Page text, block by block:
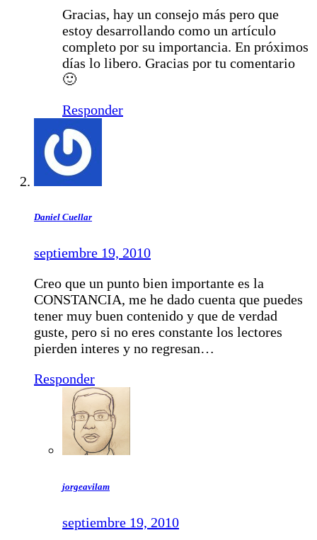
Gracias, hay un consejo más pero que
estoy desarrollando como un artículo
completo por su importancia. En próximos
días lo libero. Gracias por tu comentario
🙂
Responder
Daniel Cuellar
septiembre 19, 2010
Creo que un punto bien importante es la
CONSTANCIA, me he dado cuenta que puedes
tener muy buen contenido y que de verdad
guste, pero si no eres constante los lectores
pierden interes y no regresan…
Responder
jorgeavilam
septiembre 19, 2010